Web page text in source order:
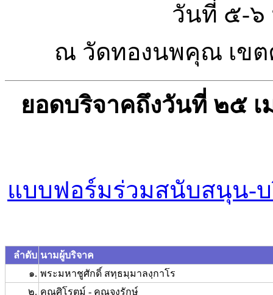
วันที่ ๕-
ณ วัดทองนพคุณ เขต
ยอดบริจาคถึงวันที่ ๒๕
แบบฟอร์มร่วมสนับสนุน-
ลำดับ นามผู้บริจาค
๑. พระมหาชูศักดิ์ สทฺธมฺมาลงฺกาโร
๒. คุณศิโรตม์ - คุณจงรักษ์